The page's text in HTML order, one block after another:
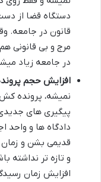
دستگاه قضا از
قانون در جامعه.
مرج و بی قانونی
در جامعه زیاد
افزایش حجم
نمیشه، پرونده
پیگیری های
دادگاه ها و واحد
قدیمی بشن و زمان
و تازه تر نداشته
افزایش زمان